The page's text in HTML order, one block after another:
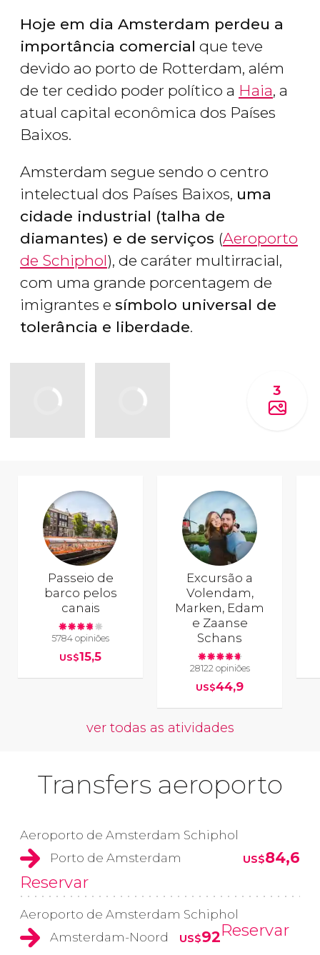
Hoje em dia Amsterdam perdeu a
importância comercial que teve
devido ao porto de Rotterdam, além
de ter cedido poder político a Haia, a
atual capital econômica dos Países
Baixos.
Amsterdam segue sendo o centro
intelectual dos Países Baixos, uma
cidade industrial (talha de
diamantes) e de serviços (Aeroporto
de Schiphol), de caráter multirracial,
com uma grande porcentagem de
imigrantes e símbolo universal de
tolerância e liberdade.
3
Passeio de
barco pelos
canais
5784 opiniões
US$15,5
Excursão a
Volendam,
Marken, Edam
e Zaanse
Schans
28122 opiniões
US$44,9
ver todas as atividades
Transfers aeroporto
Aeroporto de Amsterdam Schiphol
Porto de Amsterdam
US$84,6
Reservar
Aeroporto de Amsterdam Schiphol
Amsterdam-Noord
US$92Reservar